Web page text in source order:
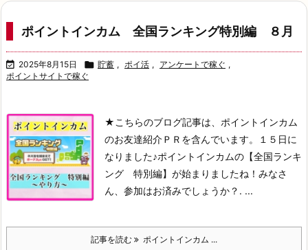
ポイントインカム 全国ランキング特別編 ８月
 2025年8月15日  貯蓄 , ポイ活 , アンケートで稼ぐ ,
ポイントサイトで稼ぐ
★こちらのブログ記事は、ポイントインカム
のお友達紹介ＰＲを含んでいます。
１５日に
なりました♪ポイントインカムの【全国ランキ
ング 特別編】が始まりましたね！ みなさ
ん、参加はお済みでしょうか？ . ...
記事を読む ポイントインカム ...